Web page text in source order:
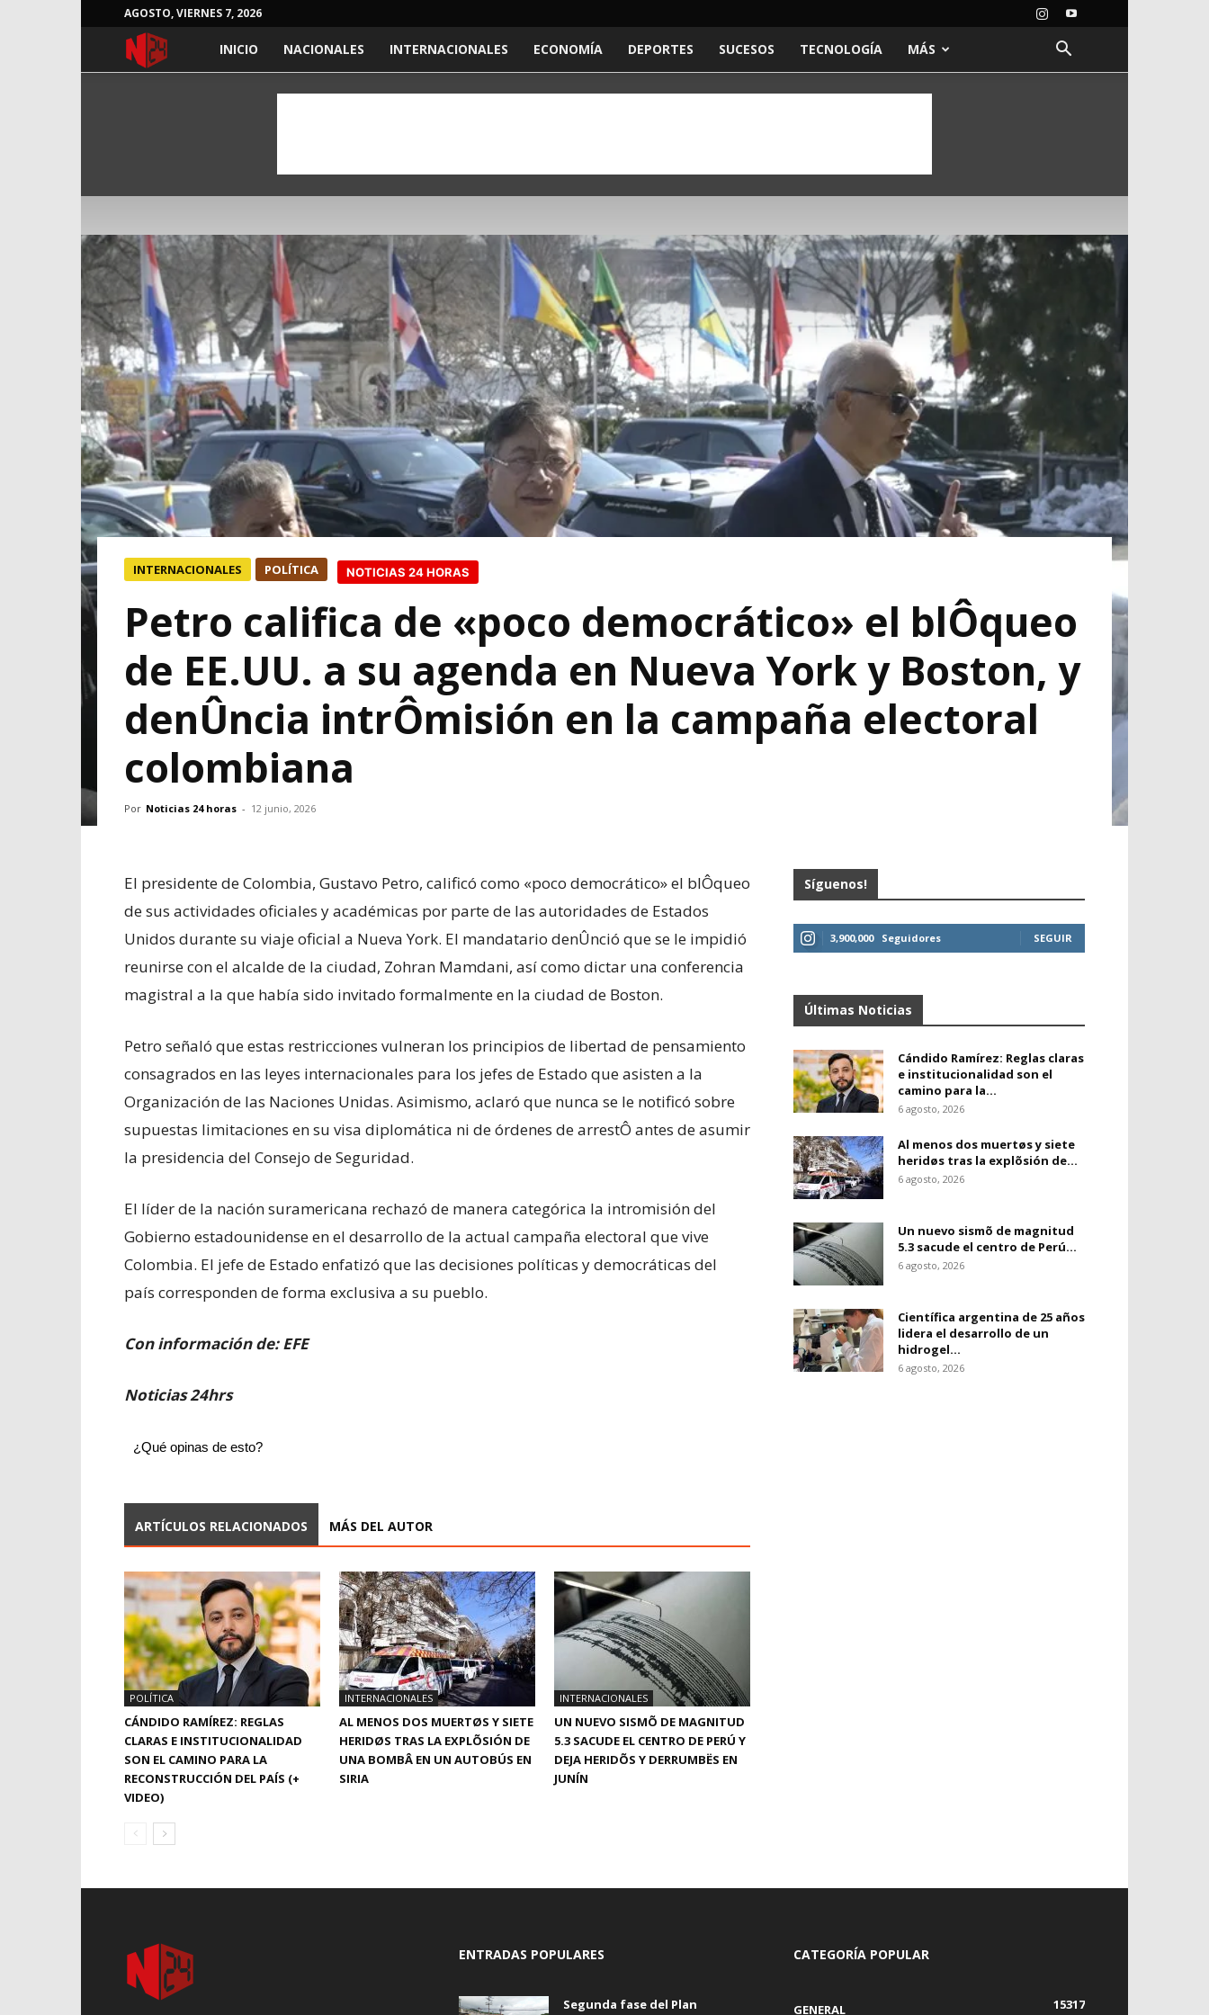
AGOSTO, VIERNES 7, 2026
NOTICIASINICIO NACIONALES INTERNACIONALES ECONOMÍA DEPORTES SUCESOS TECNOLOGÍA MÁS
INTERNACIONALES POLÍTICA NOTICIAS 24 HORAS
Petro califica de «poco democrático» el blÔqueo
de EE.UU. a su agenda en Nueva York y Boston, y
denÛncia intrÔmisión en la campaña electoral
colombiana
Por Noticias 24 horas - 12 junio, 2026
El presidente de Colombia, Gustavo Petro, calificó como «poco democrático» el blÔqueo
de sus actividades oficiales y académicas por parte de las autoridades de Estados
Unidos durante su viaje oficial a Nueva York. El mandatario denÛnció que se le impidió
reunirse con el alcalde de la ciudad, Zohran Mamdani, así como dictar una conferencia
magistral a la que había sido invitado formalmente en la ciudad de Boston.
Petro señaló que estas restricciones vulneran los principios de libertad de pensamiento
consagrados en las leyes internacionales para los jefes de Estado que asisten a la
Organización de las Naciones Unidas. Asimismo, aclaró que nunca se le notificó sobre
supuestas limitaciones en su visa diplomática ni de órdenes de arrestÔ antes de asumir
la presidencia del Consejo de Seguridad.
El líder de la nación suramericana rechazó de manera categórica la intromisión del
Gobierno estadounidense en el desarrollo de la actual campaña electoral que vive
Colombia. El jefe de Estado enfatizó que las decisiones políticas y democráticas del
país corresponden de forma exclusiva a su pueblo.
Con información de: EFE
Noticias 24hrs
¿Qué opinas de esto?
ARTÍCULOS RELACIONADOS MÁS DEL AUTOR
POLÍTICA
CÁNDIDO RAMÍREZ: REGLAS
CLARAS E INSTITUCIONALIDAD
SON EL CAMINO PARA LA
RECONSTRUCCIÓN DEL PAÍS (+
VIDEO)
INTERNACIONALES
AL MENOS DOS MUERTØS Y SIETE
HERIDØS TRAS LA EXPLÕSIÓN DE
UNA BOMBÂ EN UN AUTOBÚS EN
SIRIA
INTERNACIONALES
UN NUEVO SISMÕ DE MAGNITUD
5.3 SACUDE EL CENTRO DE PERÚ Y
DEJA HERIDÕS Y DERRUMBËS EN
JUNÍN
Síguenos!
3,900,000 Seguidores SEGUIR
Últimas Noticias
Cándido Ramírez: Reglas claras
e institucionalidad son el
camino para la...
6 agosto, 2026
Al menos dos muertøs y siete
heridøs tras la explõsión de...
6 agosto, 2026
Un nuevo sismõ de magnitud
5.3 sacude el centro de Perú...
6 agosto, 2026
Científica argentina de 25 años
lidera el desarrollo de un
hidrogel...
6 agosto, 2026
ENTRADAS POPULARES
Segunda fase del Plan
CATEGORÍA POPULAR
GENERAL 15317